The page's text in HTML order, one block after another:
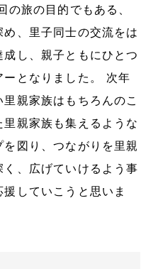
旅の目的でもある、
、里子同士の交流をは
し、親子ともにひとつ
となりました。 次年
親家族はもちろんのこ
親家族も集えるような
図り、つながりを里親
、広げていけるよう事
していこうと思いま